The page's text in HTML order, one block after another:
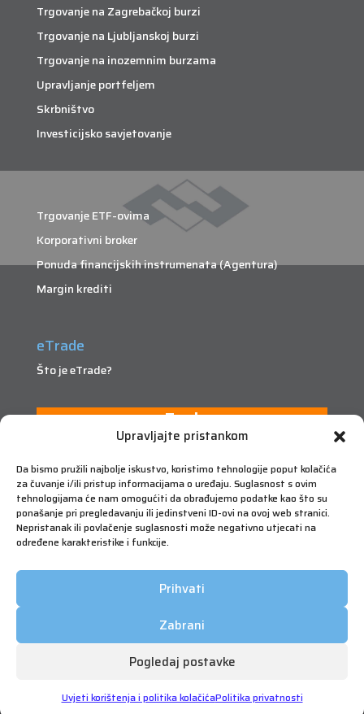
Upravljajte pristankom
Da bismo pružili najbolje iskustvo, koristimo tehnologije poput kolačića
za čuvanje i/ili pristup informacijama o uređaju. Suglasnost s ovim
tehnologijama će nam omogućiti da obrađujemo podatke kao što su
ponašanje pri pregledavanju ili jedinstveni ID-ovi na ovoj web stranici.
Nepristanak ili povlačenje suglasnosti može negativno utjecati na
određene karakteristike i funkcije.
Prihvati
Zabrani
Pogledaj postavke
Uvjeti korištenja i politika kolačićaPolitika privatnosti
Trgovanje na Zagrebačkoj burzi
Trgovanje na Ljubljanskoj burzi
Trgovanje na inozemnim burzama
Upravljanje portfeljem
Skrbništvo
Investicijsko savjetovanje
Trgovanje ETF-ovima
Korporativni broker
Ponuda financijskih instrumenata (Agentura)
Margin krediti
eTrade
Što je eTrade?
eTrade
pridržana | Korištenje će biti nadzirano | Web by Qmini